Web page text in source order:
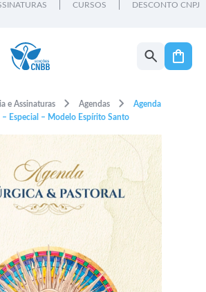
CURSOS DESCONTO CNPJ
e Assinaturas Agendas
Agenda
– Especial – Modelo Espírito Santo